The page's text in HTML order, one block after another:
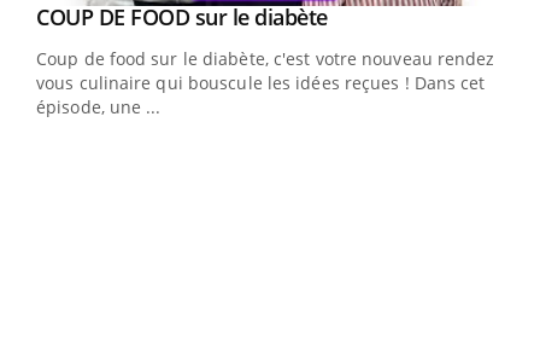
Youtube
COUP DE FOOD sur le diabèteYoutube
Coup de food sur le diabète, c'est votre nouveau rendez-
vous culinaire qui bouscule les idées reçues ! Dans cet
épisode, une ...